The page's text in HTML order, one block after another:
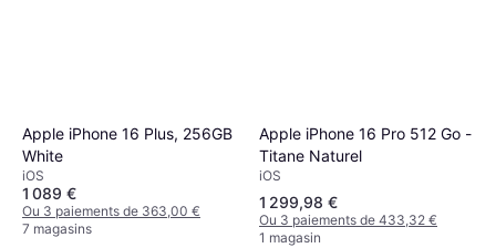
Apple iPhone 16 Plus, 256GB
White
iOS
1 089 €
Ou 3 paiements de 363,00 €
7 magasins
Apple iPhone 16 Pro 512 Go -
Titane Naturel
iOS
1 299,98 €
Ou 3 paiements de 433,32 €
1 magasin